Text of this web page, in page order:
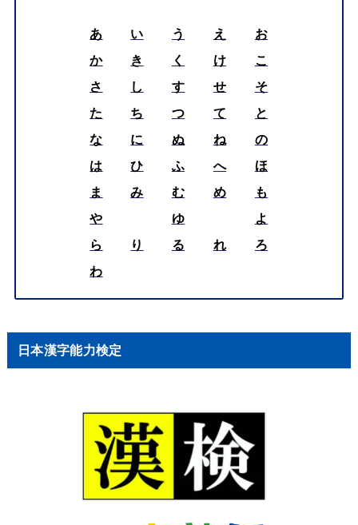
あ い う え
お
か
き く け
こ
さ
し す せ
そ
た
ち つ て
と
な
に ぬ ね
の
は
ひ ふ へ
ほ
ま
み む め
も
や
ゆ
よ
ら
り る れ
ろ
わ
日本漢字能力検定